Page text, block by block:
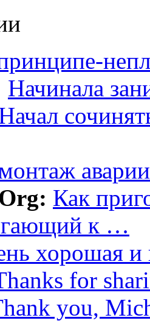
Начинала
Как
к …
хорошая и
for
you,